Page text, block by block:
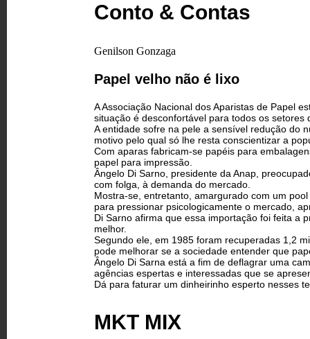
Conto & Contas
Genilson Gonzaga
Papel velho não é lixo
A Associação Nacional dos Aparistas de Papel
situação é desconfortável para todos os setores
A entidade sofre na pele a sensível redução do
motivo pelo qual só lhe resta conscientizar a
Com aparas fabricam-se papéis para
papel para impressão.
Ângelo Di Sarno, presidente da Anap,
com folga, à demanda do mercado.
Mostra-se, entretanto, amargurado com um
para pressionar psicologicamente o mercado,
Di Sarno afirma que essa importação foi feita a
melhor.
Segundo ele, em 1985 foram recuperadas 1,2
pode melhorar se a sociedade entender que
Ângelo Di Sarna está a fim de deflagrar uma
agências espertas e interessadas que se
Dá para faturar um dinheirinho esperto nesses
MKT MIX